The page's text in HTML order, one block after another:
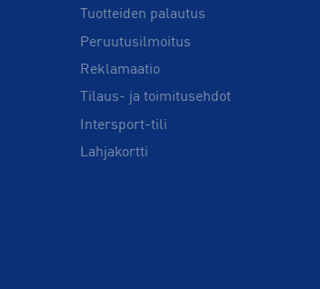
Tuotteiden palautus
Peruutusilmoitus
Reklamaatio
Tilaus- ja toimitusehdot
Intersport-tili
Lahjakortti